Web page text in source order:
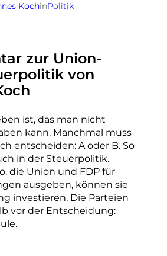
KochinPolitik
zur Union-
von
ist, das man nicht
kann. Manchmal muss
entscheiden: A oder B. So
in der Steuerpolitik.
die Union und FDP für
ausgeben, können sie
investieren. Die Parteien
vor der Entscheidung: